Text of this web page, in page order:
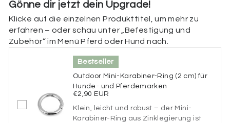
Beschriftung der Rückseite
Hier kannst du die unbedruckte Rückseite deiner
Marke personalisieren. Füge deine Telefonnummer,
die Adresse deines Stalls oder einen Hinweis (z. B.
„Bei Auffinden bitte anrufen!“) hinzu. Wenn du die
Rückseite nicht personalisieren möchtest, kannst du
dieses Feld einfach überspringen.
Beschriftung der Rückseite
Gönne dir jetzt dein Upgrade!
Klicke auf die einzelnen Produkttitel, um mehr zu
erfahren – oder schau unter „Befestigung und
Zubehör“ im Menü Pferd oder Hund nach.
Bestseller
Outdoor Mini-Karabiner-Ring (2 cm) für
Hunde- und Pferdemarken
€2,90 EUR
Klein, leicht und robust – der Mini-
Karabiner-Ring aus Zinklegierung ist